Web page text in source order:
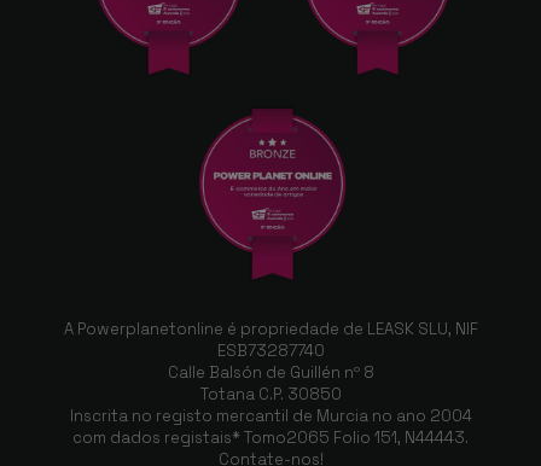
A Powerplanetonline é propriedade de LEASK SLU, NIF
ESB73287740
Calle Balsón de Guillén nº 8
Totana C.P. 30850
Inscrita no registo mercantil de Murcia no ano 2004
com dados registais* Tomo2065 Folio 151, N44443.
Contate-nos!